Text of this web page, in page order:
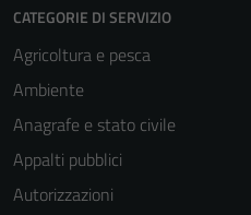
CATEGORIE DI SERVIZIO
Agricoltura e pesca
Ambiente
Anagrafe e stato civile
Appalti pubblici
Autorizzazioni